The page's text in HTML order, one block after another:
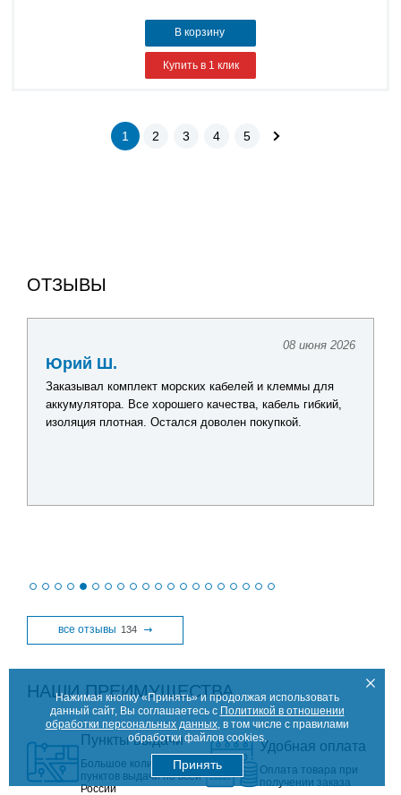
В корзину
Купить в 1 клик
1 2 3 4 5
ОТЗЫВЫ
08 июня 2026
Юрий Ш.
Заказывал комплект морских кабелей и клеммы для
аккумулятора. Все хорошего качества, кабель гибкий,
изоляция плотная. Остался доволен покупкой.
все отзывы 134
НАШИ ПРЕИМУЩЕСТВА
Пункты выдачи
Большое количество
пунктов выдачи по всей
России
Удобная оплата
Оплата товара при
получении заказа
Нажимая кнопку «Принять» и продолжая использовать
данный сайт, Вы соглашаетесь с Политикой в отношении
обработки персональных данных, в том числе с правилами
обработки файлов cookies.
Принять